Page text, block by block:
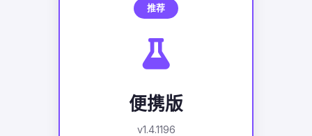
推荐
便携版
v1.4.1196